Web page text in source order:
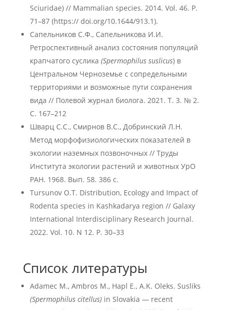
Sciuridae) // Mammalian species. 2014. Vol. 46. P.
71–87 (https:// doi.org/10.1644/913.1).
Сапельников С.Ф., Сапельникова И.И.
Ретроспективный анализ состояния популяций
крапчатого суслика (Spermophilus suslicus) в
Центральном Черноземье с сопредельными
территориями и возможные пути сохранения
вида // Полевой журнал биолога. 2021. Т. 3. № 2.
С. 167–212
Шварц С.С., Смирнов В.С., Добринский Л.Н.
Метод морфофизиологических показателей в
экологии наземных позвоночных // Труды
Института экологии растений и животных УрО
РАН. 1968. Вып. 58. 386 с.
Tursunov O.T. Distribution, Ecology and Impact of
Rodenta species in Kashkadarya region // Galaxy
International Interdisciplinary Research Journal.
2022. Vol. 10. N 12. P. 30–33
Список литературы
Adamec M., Ambros M., Hapl E., A.K. Oleks. Susliks
(Spermophilus citellus)in Slovakia — recent